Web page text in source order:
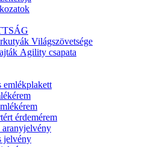
Világszövetsége
Agility csapata
emlékplakett
érdemérem
aranyjelvény
jelvény